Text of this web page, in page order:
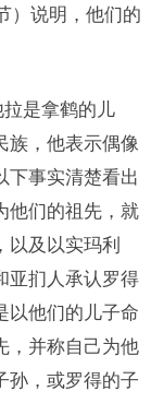
）说明，他们的
拉是拿鹤的儿
族，他表示偶像
下事实清楚看出
他们的祖先，就
以及以实玛利
亚扪人承认罗得
以他们的儿子命
，并称自己为他
孙，或罗得的子